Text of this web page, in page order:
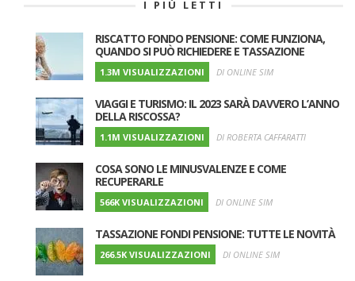
I PIÙ LETTI
RISCATTO FONDO PENSIONE: COME FUNZIONA,
QUANDO SI PUÒ RICHIEDERE E TASSAZIONE
1.3M VISUALIZZAZIONI DI ONLINE SIM
VIAGGI E TURISMO: IL 2023 SARÀ DAVVERO L’ANNO
DELLA RISCOSSA?
1.1M VISUALIZZAZIONI DI ROBERTA CAFFARATTI
COSA SONO LE MINUSVALENZE E COME
RECUPERARLE
566K VISUALIZZAZIONI DI ONLINE SIM
TASSAZIONE FONDI PENSIONE: TUTTE LE NOVITÀ
266.5K VISUALIZZAZIONI DI ONLINE SIM